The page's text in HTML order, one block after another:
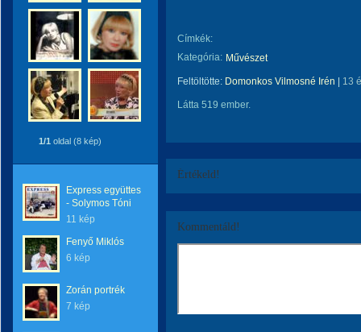
1/1 oldal (8 kép)
Express együttes
- Solymos Tóni
11 kép
Fenyő Miklós
6 kép
Zorán portrék
7 kép
Címkék:
Kategória: Művészet
Feltöltötte: Domonkos Vilmosné Irén 13
Látta 519 ember.
Értékeld!
Kommentáld!